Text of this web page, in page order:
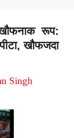
रूप:
खौफजदा
Singh